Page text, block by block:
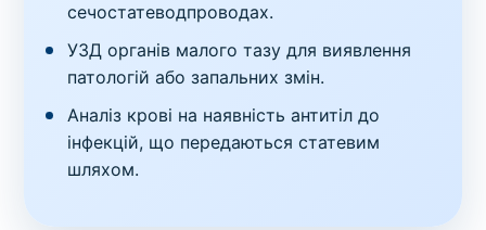
сечостатеводпроводах.
УЗД органів малого тазу для виявлення
патологій або запальних змін.
Аналіз крові на наявність антитіл до
інфекцій, що передаються статевим
шляхом.